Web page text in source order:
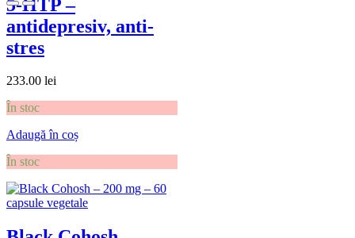
5-HTP –
antidepresiv, anti-
stres
233.00 lei
În stoc
Adaugă în coș
În stoc